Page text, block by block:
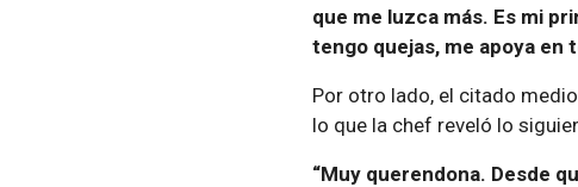
que me luzca más. Es mi
tengo quejas, me apoya en
Por otro lado, el citado
lo que la chef reveló lo
“Muy querendona. Desde